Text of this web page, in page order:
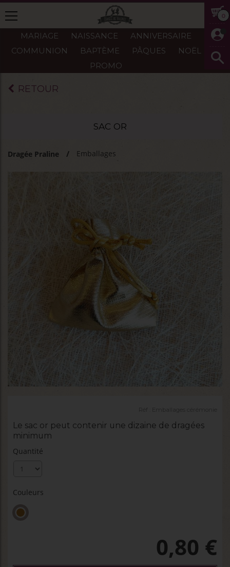
0
MARIAGE NAISSANCE
ANNIVERSAIRE
COMMUNION
BAPTÈME PÂQUES
NOËL
PROMO
RETOUR
SAC OR
Dragée Praline Emballages
Le sac or peut contenir une dizaine de dragées
minimum
Quantité
Couleurs
0,80 €